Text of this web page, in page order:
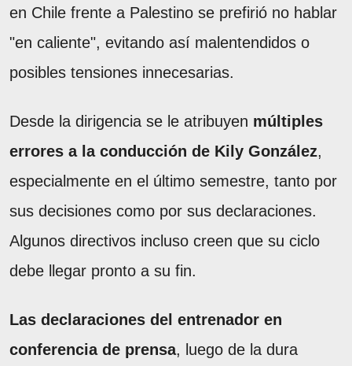
en Chile frente a Palestino se prefirió no hablar
"en caliente", evitando así malentendidos o
posibles tensiones innecesarias.
Desde la dirigencia se le atribuyen múltiples
errores a la conducción de Kily González,
especialmente en el último semestre, tanto por
sus decisiones como por sus declaraciones.
Algunos directivos incluso creen que su ciclo
debe llegar pronto a su fin.
Las declaraciones del entrenador en
conferencia de prensa, luego de la dura